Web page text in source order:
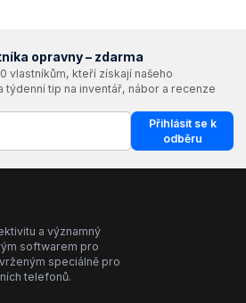
opravny – zdarma
vlastníkům, kteří získají našeho
tip na inventář, nábor a recenze
Přihlásit se k
odběru
a významný
softwarem pro
speciálně pro
telefonů.